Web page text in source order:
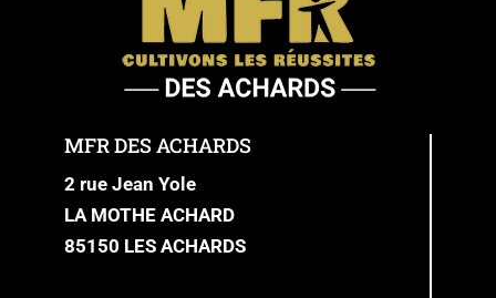
MFR DES ACHARDS
2 rue Jean Yole
LA MOTHE ACHARD
85150 LES ACHARDS